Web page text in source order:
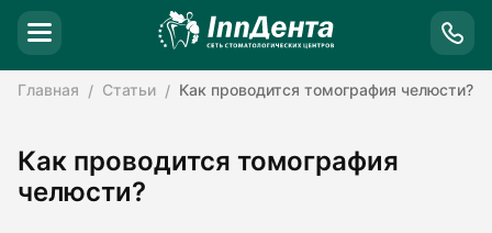
Главная Статьи Как проводится томография челюсти?
Как проводится томография
челюсти?